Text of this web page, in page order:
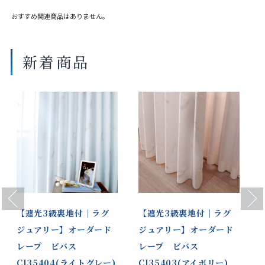
おすすめ関連商品はありません。
新着商品
Previous
【遮光3級裏地付｜ラグ
ジュアリー】オーダード
レープ ビバス
CJ35404(ライトグレー)
【遮光3級裏地付｜ラグ
ジュアリー】オーダード
レープ ビバス
CJ35403(アイボリー)
Next